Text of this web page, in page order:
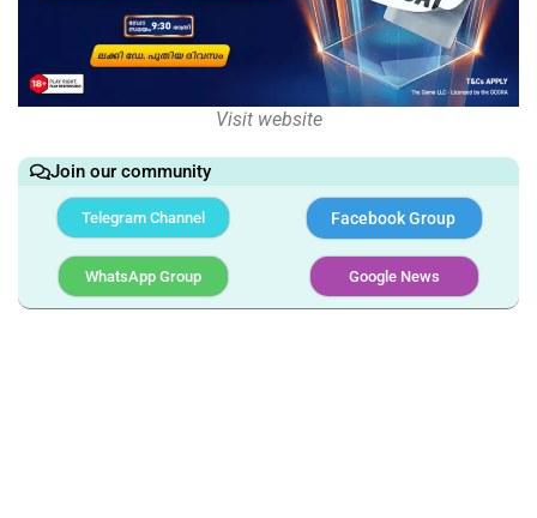
Visit website
Join our community
Telegram Channel Facebook Group
WhatsApp Group Google News